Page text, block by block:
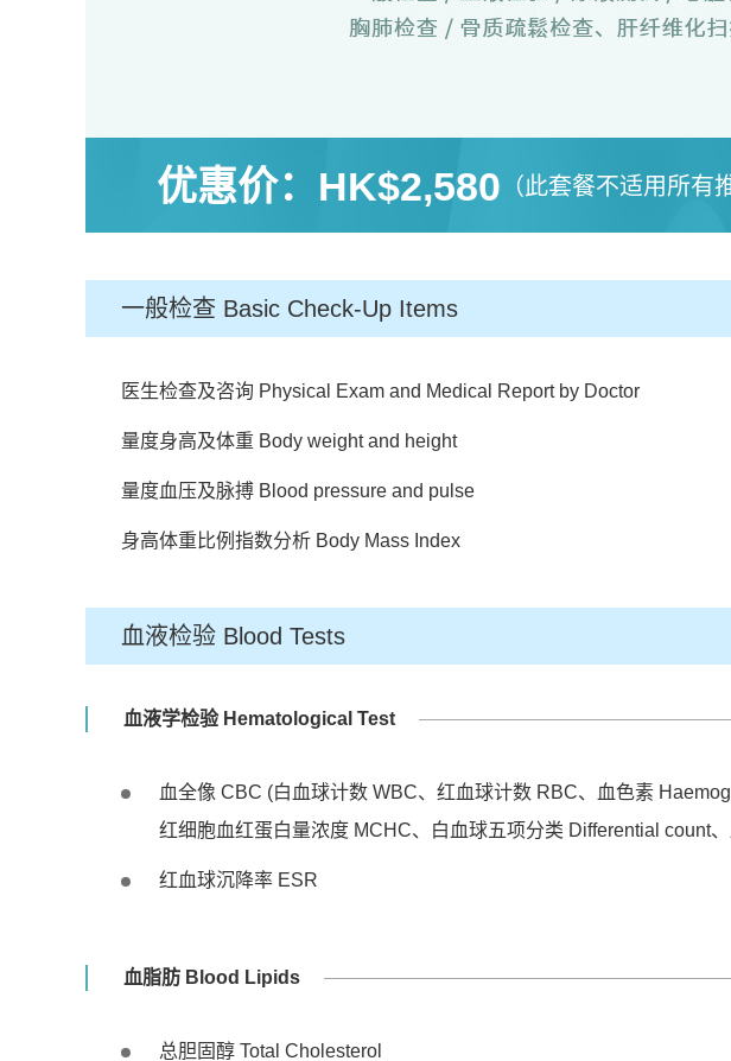
优惠价： HK$2,580 （此套餐不适用所有
一般检查 Basic Check-Up Items
医生检查及咨询 Physical Exam and Medical Report by Doctor
量度身高及体重 Body weight and height
量度血压及脉搏 Blood pressure and pulse
身高体重比例指数分析 Body Mass Index
血液检验 Blood Tests
血液学检验 Hematological Test
血全像 CBC (白血球计数 WBC、红血球计数 RBC、血色素
红细胞血红蛋白量浓度 MCHC、白血球五项分类 Differential count
红血球沉降率 ESR
血脂肪 Blood Lipids
总胆固醇 Total Cholesterol